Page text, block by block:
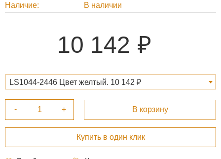
Наличие
В наличии
10 142
LS1044-2446 Цвет желтый. 10 142 ₽